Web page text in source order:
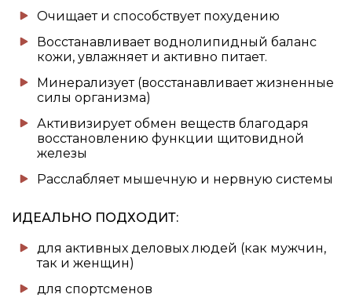
Очищает и способствует похудению
Восстанавливает воднолипидный баланс
кожи, увлажняет и активно питает.
Минерализует (восстанавливает жизненные
силы организма)
Активизирует обмен веществ благодаря
восстановлению функции щитовидной
железы
Расслабляет мышечную и нервную системы
ИДЕАЛЬНО ПОДХОДИТ:
для активных деловых людей (как мужчин,
так и женщин)
для спортсменов